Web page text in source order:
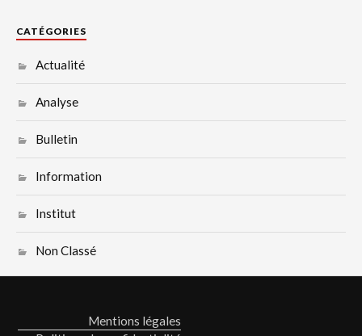
CATÉGORIES
Actualité
Analyse
Bulletin
Information
Institut
Non Classé
Mentions légales